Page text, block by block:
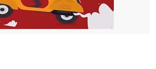
αγάπης στη Νέα Μάδυτο